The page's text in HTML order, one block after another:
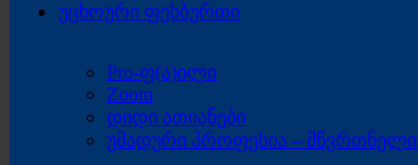
უცხოური ფეხბურთი
Pro-ფ(ა)ილი
Zoom
დიდი ათიანები
უმადური პროფესია – მწვრთნელი